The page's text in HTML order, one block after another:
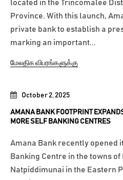
October 2, 2025
AMANA BANK FOOTPRINT
MORE SELF BANKING CENTRES
Amana Bank recently opened
Banking Centre in the towns
Natpiddimunai in the Eastern
located in the Trincomalee
Province. With this launch,
private bank to establish a
marking an important...
மேலதிக விபரங்களுக்கு